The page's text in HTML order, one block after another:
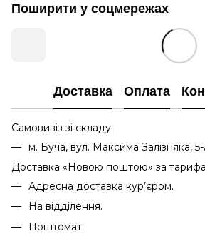
Поширити у соцмережах
Доставка Оплата
Самовивіз зі складу:
м. Буча, вул. Максима Залізняка,
Доставка «Новою поштою» за
Адресна доставка кур’єром.
На відділення.
Поштомат.